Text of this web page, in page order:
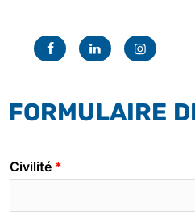
FORMULAIRE